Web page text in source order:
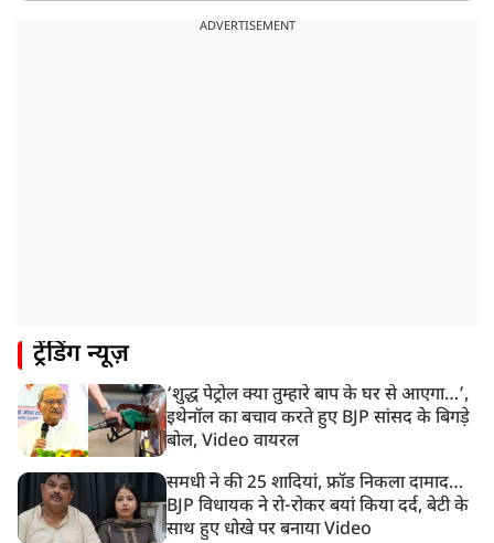
रांची में विधानसभा के गेट पर पहुंचे प्रदर्शनकारी छात्र, भारी पुलिस
अभिषेक बनर्जी को आंखों के इलाज के लिए विदेश जाने की
1:40 PM
रांची: झारखंड विधानसभा परिसर में घुसे छात्र प्रदर्शनकारी,
पुलिस ने किया लाठीचार्ज
ADVERTISEMENT
ट्रेंडिंग न्यूज़
‘शुद्ध पेट्रोल क्या तुम्हारे बाप के घर से आएगा…’,
इथेनॉल का बचाव करते हुए BJP सांसद के बिगड़े
बोल, Video वायरल
समधी ने की 25 शादियां, फ्रॉड निकला दामाद…
BJP विधायक ने रो-रोकर बयां किया दर्द, बेटी के
साथ हुए धोखे पर बनाया Video